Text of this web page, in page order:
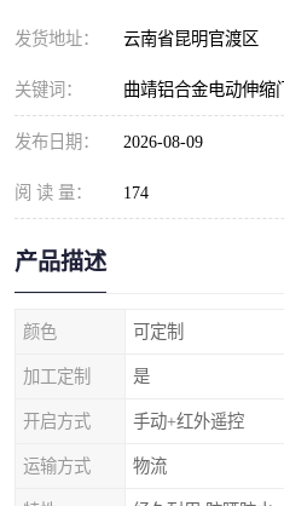
发货地址： 云南省昆明官渡区
关键词： 曲靖铝合金电动伸缩门
发布日期： 2026-08-09
阅 读 量： 174
产品描述
颜色 可定制
加工定制 是
开启方式 手动+红外遥控
运输方式 物流